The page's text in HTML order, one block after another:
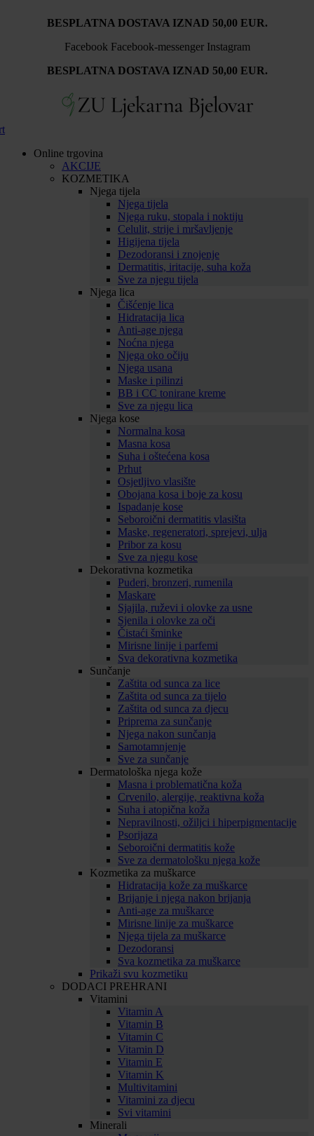
BESPLATNA DOSTAVA IZNAD 50,00 EUR.
Facebook Facebook-messenger Instagram
BESPLATNA DOSTAVA IZNAD 50,00 EUR.
Online trgovina
AKCIJE
KOZMETIKA
Njega tijela
Njega tijela
Njega ruku, stopala i noktiju
Celulit, strije i mršavljenje
Higijena tijela
Dezodoransi i znojenje
Dermatitis, iritacije, suha koža
Sve za njegu tijela
Njega lica
Čišćenje lica
Hidratacija lica
Anti-age njega
Noćna njega
Njega oko očiju
Njega usana
Maske i pilinzi
BB i CC tonirane kreme
Sve za njegu lica
Njega kose
Normalna kosa
Masna kosa
Suha i oštećena kosa
Prhut
Osjetljivo vlasište
Obojana kosa i boje za kosu
Ispadanje kose
Seboroični dermatitis vlasišta
Maske, regeneratori, sprejevi, ulja
Pribor za kosu
Sve za njegu kose
Dekorativna kozmetika
Puderi, bronzeri, rumenila
Maskare
Sjajila, ruževi i olovke za usne
Sjenila i olovke za oči
Čistaći šminke
Mirisne linije i parfemi
Sva dekorativna kozmetika
Sunčanje
Zaštita od sunca za lice
Zaštita od sunca za tijelo
Zaštita od sunca za djecu
Priprema za sunčanje
Njega nakon sunčanja
Samotamnjenje
Sve za sunčanje
Dermatološka njega kože
Masna i problematična koža
Crvenilo, alergije, reaktivna koža
Suha i atopična koža
Nepravilnosti, ožiljci i hiperpigmentacije
Psorijaza
Seboroični dermatitis kože
Sve za dermatološku njega kože
Kozmetika za muškarce
Hidratacija kože za muškarce
Brijanje i njega nakon brijanja
Anti-age za muškarce
Mirisne linije za muškarce
Njega tijela za muškarce
Dezodoransi
Sva kozmetika za muškarce
Prikaži svu kozmetiku
DODACI PREHRANI
Vitamini
Vitamin A
Vitamin B
Vitamin C
Vitamin D
Vitamin E
Vitamin K
Multivitamini
Vitamini za djecu
Svi vitamini
Minerali